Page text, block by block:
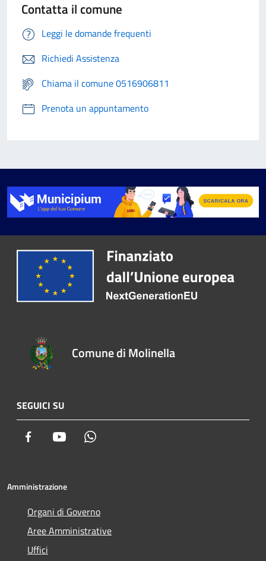
Contatta il comune
Leggi le domande frequenti
Richiedi Assistenza
Chiama il comune 0516906811
Prenota un appuntamento
Comune di Molinella
SEGUICI SU
Facebook Youtube
Amministrazione
Organi di Governo
Aree Amministrative
Uffici